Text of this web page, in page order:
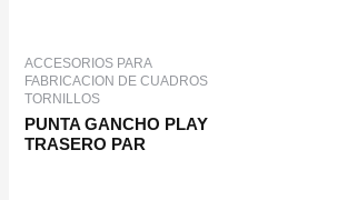
ACCESORIOS PARA
FABRICACION DE CUADROS
TORNILLOS
PUNTA GANCHO PLAY
TRASERO PAR